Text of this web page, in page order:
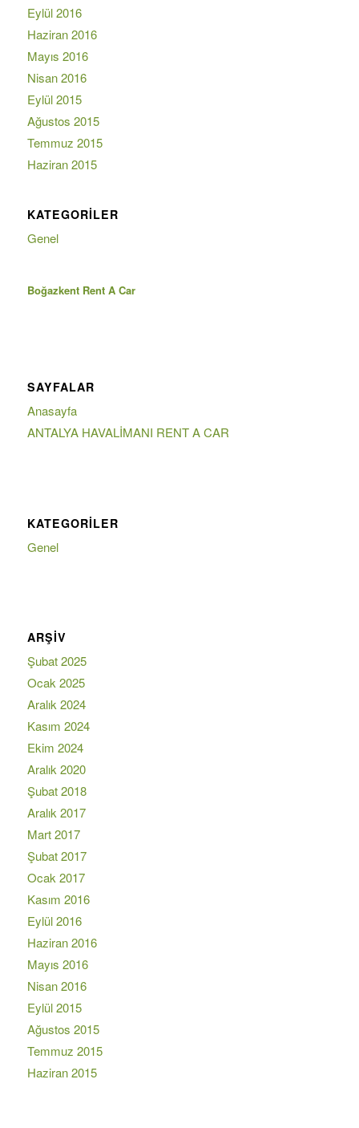
Eylül 2016
Haziran 2016
Mayıs 2016
Nisan 2016
Eylül 2015
Ağustos 2015
Temmuz 2015
Haziran 2015
KATEGORILER
Genel
Boğazkent Rent A Car
SAYFALAR
Anasayfa
ANTALYA HAVALİMANI RENT A CAR
KATEGORILER
Genel
ARŞIV
Şubat 2025
Ocak 2025
Aralık 2024
Kasım 2024
Ekim 2024
Aralık 2020
Şubat 2018
Aralık 2017
Mart 2017
Şubat 2017
Ocak 2017
Kasım 2016
Eylül 2016
Haziran 2016
Mayıs 2016
Nisan 2016
Eylül 2015
Ağustos 2015
Temmuz 2015
Haziran 2015